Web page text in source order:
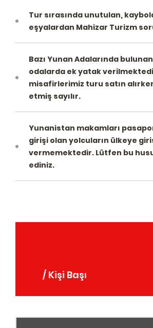
Tur sırasında unutulan,
eşyalardan Mahizar Turizm
Bazı Yunan Adalarında
odalarda ek yatak
misafirlerimiz turu satın
etmiş sayılır.
Yunanistan makamları
girişi olan yolcuların ülkeye
vermemektedir. Lütfen bu
ediniz.
/ Kişi Başı